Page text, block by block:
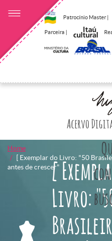
Patrocínio Master |
Parceira |
Acervo
Home
[ Exemplar do Livro: "50
antes de crescer"
[
Livro: